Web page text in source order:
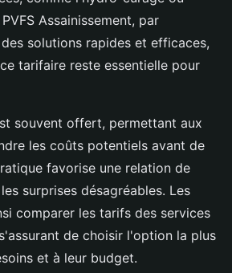
Assainissement, par
solutions rapides et efficaces,
tarifaire reste essentielle pour
souvent offert, permettant aux
les coûts potentiels avant de
favorise une relation de
surprises désagréables. Les
comparer les tarifs des services
de choisir l'option la plus
et à leur budget.